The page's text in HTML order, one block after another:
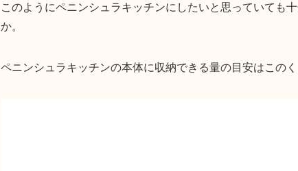
このようにペニンシュラキッチンにしたいと思っていても
か。
ペニンシュラキッチンの本体に収納できる量の目安はこのく